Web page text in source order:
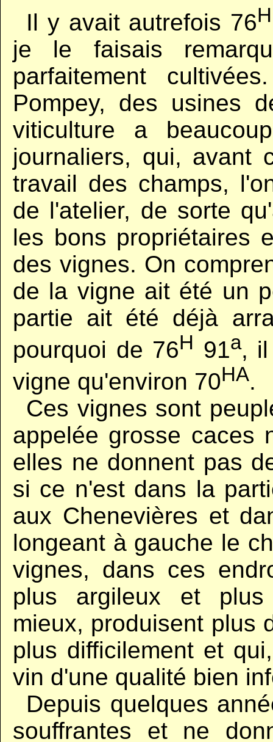
Il y avait autrefois 76H
je le faisais
parfaitement
Pompey, des usines
viticulture a
journaliers, qui, avant
travail des champs,
de l'atelier, de sorte
les bons propriétaires
des vignes. On
de la vigne ait été un
partie ait été déjà
pourquoi de 76H 91a, il
vigne qu'environ 70HA.
Ces vignes sont
appelée grosse caces
elles ne donnent pas
si ce n'est dans la
aux Chenevières et
longeant à gauche le
vignes, dans ces
plus argileux et plus
mieux, produisent plus
plus difficilement et
vin d'une qualité bien
Depuis quelques
souffrantes et ne